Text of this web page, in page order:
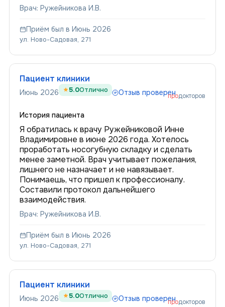
Врач: Ружейникова И.В.
Приём был в Июнь 2026
ул. Ново-Садовая, 271
Пациент клиники
Июнь 2026 5.0Отлично Отзыв проверен
продокторов
История пациента
Я обратилась к врачу Ружейниковой Инне
Владимировне в июне 2026 года. Хотелось
проработать носогубную складку и сделать
менее заметной. Врач учитывает пожелания,
лишнего не назначает и не навязывает.
Понимаешь, что пришел к профессионалу.
Составили протокол дальнейшего
взаимодействия.
Врач: Ружейникова И.В.
Приём был в Июнь 2026
ул. Ново-Садовая, 271
Пациент клиники
Июнь 2026 5.0Отлично Отзыв проверен
продокторов